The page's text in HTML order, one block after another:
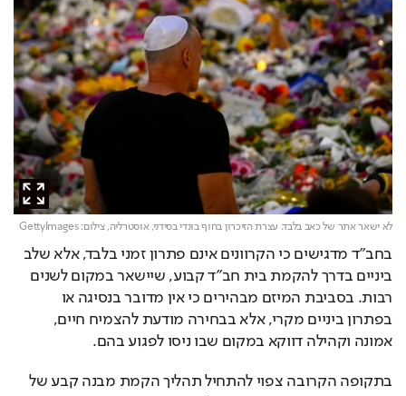
לא ישאר אתר של כאב בלבד. עצרת הזיכרון בחוף בונדי בסידני, אוסטרליה,צילום: GettyImages
אמונה וקהילה דווקא במקום שבו ניסו לפגוע בהם.
בתקופה הקרובה צפוי להתחיל תהליך הקמת מבנה קבע של